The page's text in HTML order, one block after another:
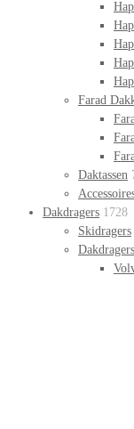
Farad
Daktassen
Dakdragers 1728
Skidragers